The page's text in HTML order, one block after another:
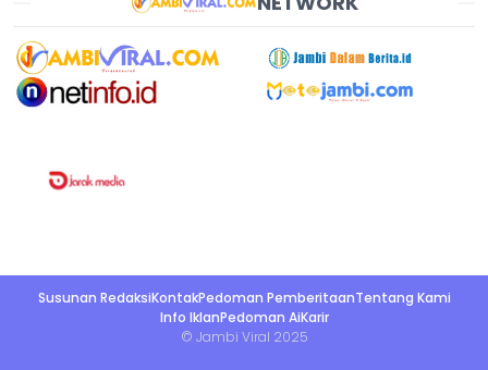
© Jambi Viral 2025
Susunan RedaksiKontakPedoman PemberitaanTentang Kami
Info IklanPedoman AiKarir